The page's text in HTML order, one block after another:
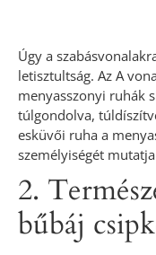
Úgy a
letisztultság. Az A
menyasszonyi ruhák
túlgondolva,
esküvői ruha a
személyiségét
2.
bűbáj